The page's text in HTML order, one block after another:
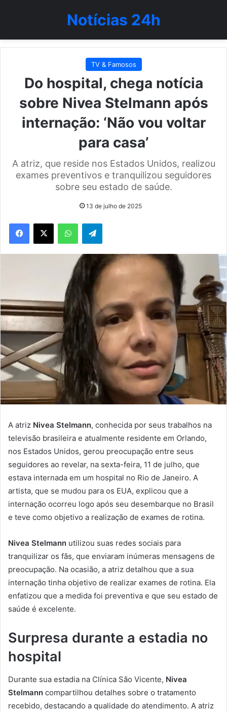
Notícias 24h
TV & Famosos
Do hospital, chega notícia
sobre Nivea Stelmann após
internação: ‘Não vou voltar
para casa’
A atriz, que reside nos Estados Unidos, realizou
exames preventivos e tranquilizou seguidores
sobre seu estado de saúde.
13 de julho de 2025
WhatsAppTelegram
A atriz Nivea Stelmann, conhecida por seus trabalhos na
televisão brasileira e atualmente residente em Orlando,
nos Estados Unidos, gerou preocupação entre seus
seguidores ao revelar, na sexta-feira, 11 de julho, que
estava internada em um hospital no Rio de Janeiro. A
artista, que se mudou para os EUA, explicou que a
internação ocorreu logo após seu desembarque no Brasil
e teve como objetivo a realização de exames de rotina.
Nivea Stelmann utilizou suas redes sociais para
tranquilizar os fãs, que enviaram inúmeras mensagens de
preocupação. Na ocasião, a atriz detalhou que a sua
internação tinha objetivo de realizar exames de rotina. Ela
enfatizou que a medida foi preventiva e que seu estado de
saúde é excelente.
Surpresa durante a estadia no
hospital
Durante sua estadia na Clínica São Vicente, Nivea
Stelmann compartilhou detalhes sobre o tratamento
recebido, destacando a qualidade do atendimento. A atriz